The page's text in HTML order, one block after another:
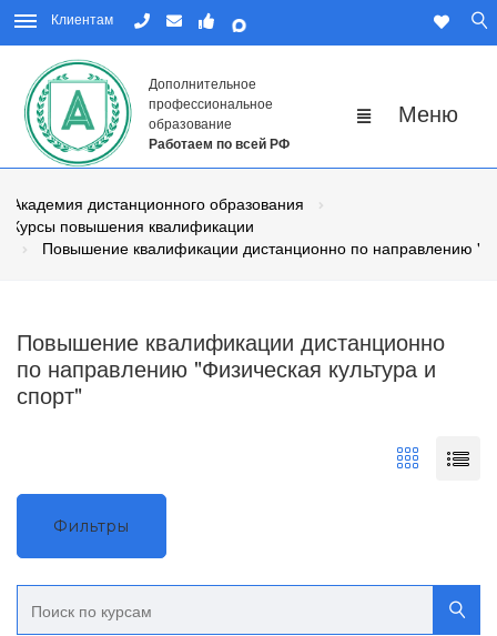
Клиентам
Дополнительное
профессиональное
образование
Работаем по всей РФ
Академия дистанционного образования
Курсы повышения квалификации
Повышение квалификации дистанционно по направлению
Повышение квалификации дистанционно
по направлению "Физическая культура и
спорт"
Фильтры